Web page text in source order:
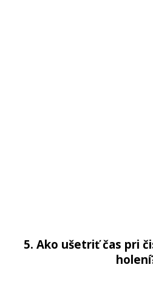
5. Ako ušetriť čas pri